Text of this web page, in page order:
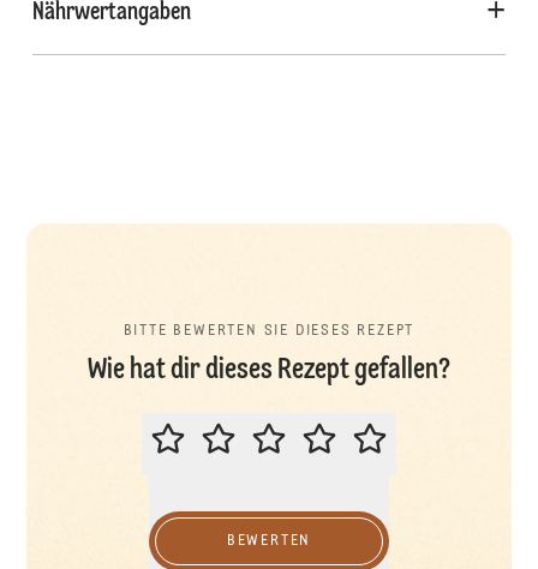
Nährwertangaben
BITTE BEWERTEN SIE DIESES REZEPT
Wie hat dir dieses Rezept gefallen?
BITTE BEWERTEN SIE DIESES
BEWERTEN